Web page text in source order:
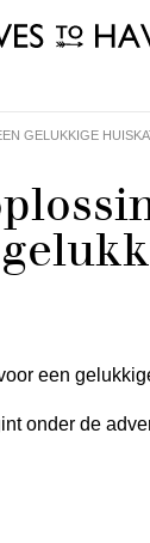
GELUKKIGE
onder de